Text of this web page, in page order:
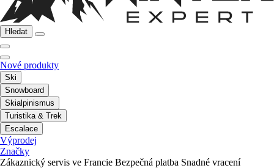
Hledat
Nové produkty
Ski
Snowboard
Skialpinismus
Turistika & Trek
Escalace
Výprodej
Značky
Zákaznický servis ve Francie Bezpečná platba Snadné vracení